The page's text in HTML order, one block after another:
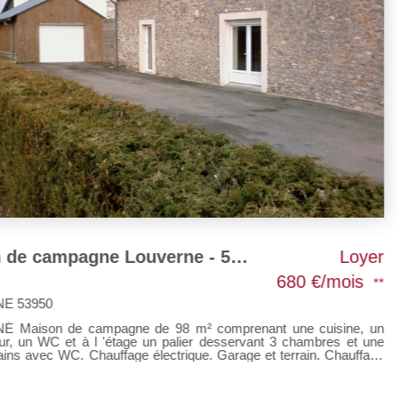
Maison de campagne Louverne - 5 Pièce(s) - 98 M2
Loyer
comprenant une cuisine, un
Garage et terrain. Chauffage
CHANGE pavillon sur sous sol de 90 m² comprenant au 1er niveau : Une
entrée, une cuisine
deux chambres, une salle